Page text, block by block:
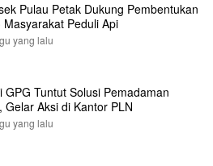
Pulau Petak Dukung Pembentukan
Masyarakat Peduli Api
yang lalu
GPG Tuntut Solusi Pemadaman
Gelar Aksi di Kantor PLN
yang lalu